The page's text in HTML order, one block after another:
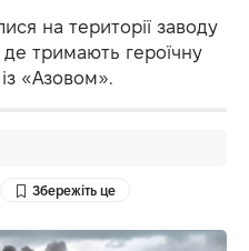
на території заводу
де тримають героїчну
«Азовом».